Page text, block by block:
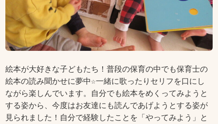
絵本が大好きな子どもたち！普段の保育の中でも保育士の
絵本の読み聞かせに夢中☆一緒に歌ったりセリフを口にし
ながら楽しんでいます。自分でも絵本をめくってみようと
する姿から、今度はお友達にも読んであげようとする姿が
見られました！自分で経験したことを「やってみよう」と